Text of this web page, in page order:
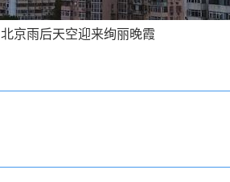
北京雨后天空迎来绚丽晚霞